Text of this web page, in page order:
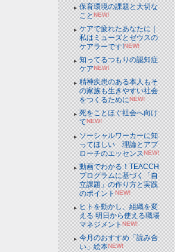
保育環境の課題と大切な
ことNEW!
ケアで疲れたあなたに｜
私はミューズとゼウスの
ケアラーです!NEW!
知ってるつもりの認知症
ケアNEW!
精神疾患のある本人もそ
の家族も生きやすい社会
をつくるためにNEW!
死をことほぐ社会へ向け
てNEW!
ソーシャルワーカーに知
ってほしい 理論とアプ
ローチのエッセンスNEW!
動画でわかる！TEACCH
プログラムに基づく「自
立課題」の作り方と実践
のポイントNEW!
ヒトを動かし、組織を変
える 明日から使える職場
マネジメントNEW!
今月のおすすめ「読み合
い」絵本NEW!